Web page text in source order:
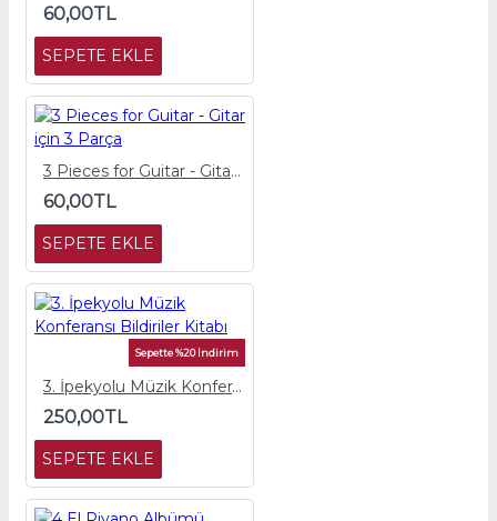
60,00TL
SEPETE EKLE
3 Pieces for Guitar - Gitar için 3 Parça
60,00TL
SEPETE EKLE
Sepette %20 İndirim
3. İpekyolu Müzik Konferansı Bildiriler Kitabı
250,00TL
SEPETE EKLE